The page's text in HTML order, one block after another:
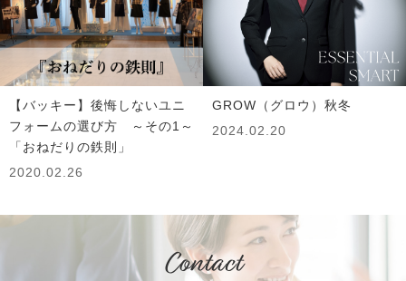
【バッキー】後悔しないユニ
フォームの選び方 ～その1～
「おねだりの鉄則」
2020.02.26
GROW（グロウ）秋冬
2024.02.20
Contact